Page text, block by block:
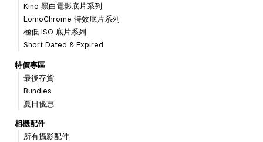
Kino 黑白電影底片系列
LomoChrome 特效底片系列
極低 ISO 底片系列
Short Dated & Expired
特價專區
最後存貨
Bundles
夏日優惠
相機配件
所有攝影配件